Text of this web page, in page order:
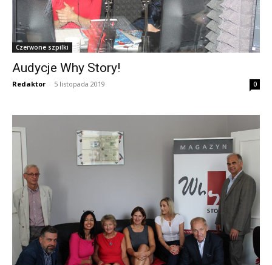
Czerwone szpilki
Audycje Why Story!
Redaktor - 5 listopada 2019 0